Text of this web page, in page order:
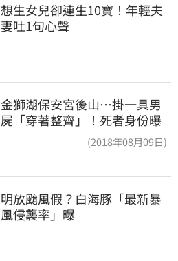
想生女兒卻連生10寶！年輕夫
妻吐1句心聲
金獅湖保安宮後山…掛一具男
屍「穿著整齊」！死者身份曝
(2018年08月09日)
明放颱風假？白海豚「最新暴
風侵襲率」曝